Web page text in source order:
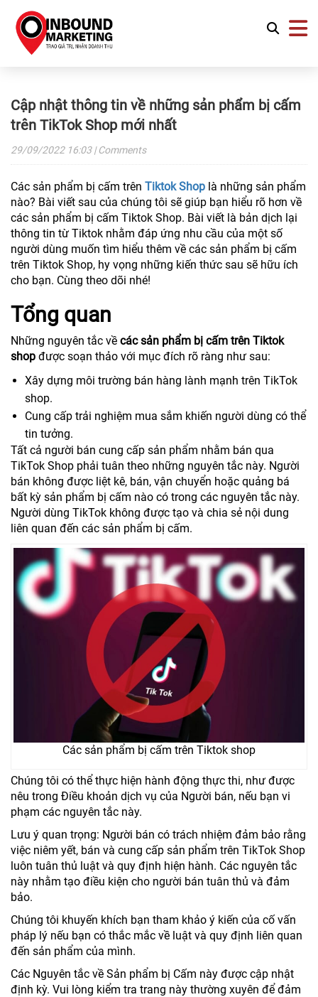
Cập nhật thông tin về những sản phẩm bị cấm
trên TikTok Shop mới nhất
29/09/202216:03| Comments
Các sản phẩm bị cấm trên Tiktok Shop là những sản phẩm
nào? Bài viết sau của chúng tôi sẽ giúp bạn hiểu rõ hơn về
các sản phẩm bị cấm Tiktok Shop. Bài viết là bản dịch lại
thông tin từ Tiktok nhằm đáp ứng nhu cầu của một số
người dùng muốn tìm hiểu thêm về các sản phẩm bị cấm
trên Tiktok Shop, hy vọng những kiến thức sau sẽ hữu ích
cho bạn. Cùng theo dõi nhé!
Tổng quan
Những nguyên tắc về các sản phẩm bị cấm trên Tiktok
shop được soạn thảo với mục đích rõ ràng như sau:
Xây dựng môi trường bán hàng lành mạnh trên TikTok
shop.
Cung cấp trải nghiệm mua sắm khiến người dùng có thể
tin tưởng.
Tất cả người bán cung cấp sản phẩm nhằm bán qua
TikTok Shop phải tuân theo những nguyên tắc này. Người
bán không được liệt kê, bán, vận chuyển hoặc quảng bá
bất kỳ sản phẩm bị cấm nào có trong các nguyên tắc này.
Người dùng TikTok không được tạo và chia sẻ nội dung
liên quan đến các sản phẩm bị cấm.
Các sản phẩm bị cấm trên Tiktok shop
Chúng tôi có thể thực hiện hành động thực thi, như được
nêu trong Điều khoản dịch vụ của Người bán, nếu bạn vi
phạm các nguyên tắc này.
Lưu ý quan trọng: Người bán có trách nhiệm đảm bảo rằng
việc niêm yết, bán và cung cấp sản phẩm trên TikTok Shop
luôn tuân thủ luật và quy định hiện hành. Các nguyên tắc
này nhằm tạo điều kiện cho người bán tuân thủ và đảm
bảo.
Chúng tôi khuyến khích bạn tham khảo ý kiến ​​của cố vấn
pháp lý nếu bạn có thắc mắc về luật và quy định liên quan
đến sản phẩm của mình.
Các Nguyên tắc về Sản phẩm bị Cấm này được cập nhật
định kỳ. Vui lòng kiểm tra trang này thường xuyên để đảm